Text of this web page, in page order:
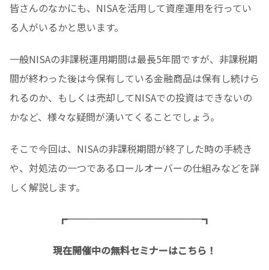
皆さんのなかにも、NISAを活用して資産運用を行ってい
る人がいるかと思います。
一般NISAの非課税運用期間は最長5年間ですが、非課税期
間が終わった後は今保有している金融商品は保有し続けら
れるのか、もしくは売却してNISAでの投資はできないの
かなど、様々な疑問が湧いてくることでしょう。
そこで今回は、NISAの非課税期間が終了した時の手続き
や、対処法の一つであるロールオーバーの仕組みなどを詳
しく解説します。
┏──────────────┓
現在開催中の無料セミナーはこちら！